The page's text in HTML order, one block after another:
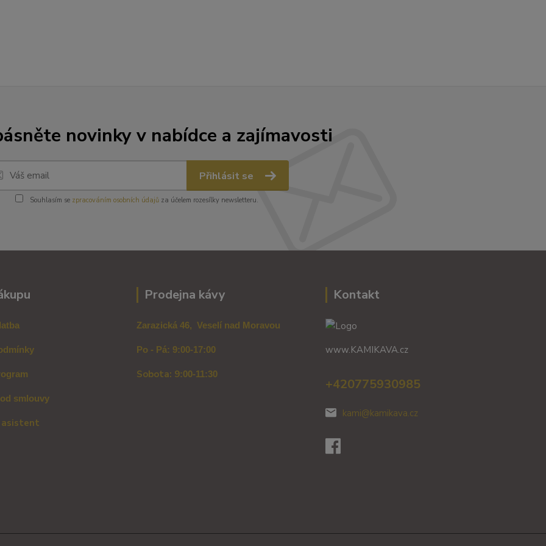
novinky v nabídce a zajímavosti
Přihlásit se
Souhlasím se zpracováním osobních údajůza účelem rozesílky newsletteru.
smlouvy
asistent
Prodejna kávy
Zarazická 46, Veselí nad Moravou
Po - Pá: 9:00-17:00
Sobota: 9:00-11:30
Kontakt
www.KAMIKAVA.cz
+420775930985
kami@kamikava.cz